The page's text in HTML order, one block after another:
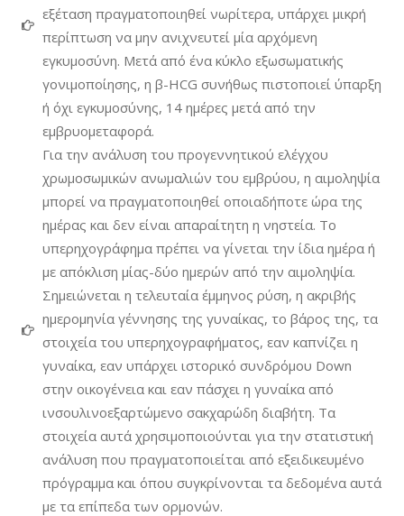
εξέταση πραγματοποιηθεί νωρίτερα, υπάρχει μικρή
περίπτωση να μην ανιχνευτεί μία αρχόμενη
εγκυμοσύνη. Μετά από ένα κύκλο εξωσωματικής
γονιμοποίησης, η β-HCG συνήθως πιστοποιεί ύπαρξη
ή όχι εγκυμοσύνης, 14 ημέρες μετά από την
εμβρυομεταφορά.
Για την ανάλυση του προγεννητικού ελέγχου
χρωμοσωμικών ανωμαλιών του εμβρύου, η αιμοληψία
μπορεί να πραγματοποιηθεί οποιαδήποτε ώρα της
ημέρας και δεν είναι απαραίτητη η νηστεία. Το
υπερηχογράφημα πρέπει να γίνεται την ίδια ημέρα ή
με απόκλιση μίας-δύο ημερών από την αιμοληψία.
Σημειώνεται η τελευταία έμμηνος ρύση, η ακριβής
ημερομηνία γέννησης της γυναίκας, το βάρος της, τα
στοιχεία του υπερηχογραφήματος, εαν καπνίζει η
γυναίκα, εαν υπάρχει ιστορικό συνδρόμου Down
στην οικογένεια και εαν πάσχει η γυναίκα από
ινσουλινοεξαρτώμενο σακχαρώδη διαβήτη. Τα
στοιχεία αυτά χρησιμοποιούνται για την στατιστική
ανάλυση που πραγματοποιείται από εξειδικευμένο
πρόγραμμα και όπου συγκρίνονται τα δεδομένα αυτά
με τα επίπεδα των ορμονών.